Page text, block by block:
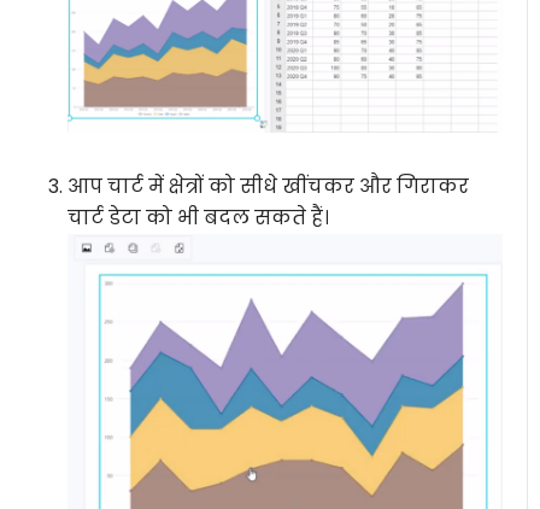
आप चार्ट में क्षेत्रों को सीधे खींचकर और गिराकर
चार्ट डेटा को भी बदल सकते हैं।